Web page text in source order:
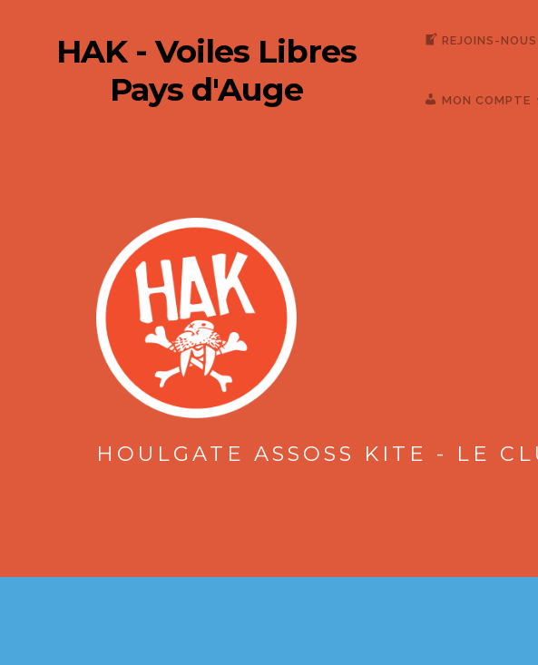
HAK - Voiles Libres
Pays d'Auge
REJOINS-NOUS
MON COMPTE
HOULGATE ASSOSS KITE - LE